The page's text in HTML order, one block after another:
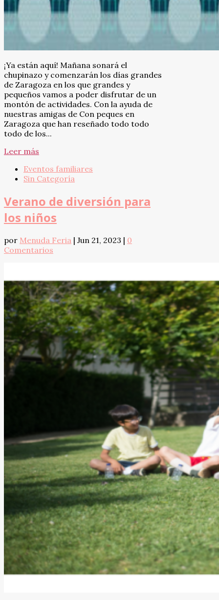
¡Ya están aquí! Mañana sonará el
chupinazo y comenzarán los días grandes
de Zaragoza en los que grandes y
pequeños vamos a poder disfrutar de un
montón de actividades. Con la ayuda de
nuestras amigas de Con peques en
Zaragoza que han reseñado todo todo
todo de los...
Leer más
Eventos familiares
Sin Categoría
Verano de diversión para
los niños
por Menuda Feria | Jun 21, 2023 | 0
Comentarios